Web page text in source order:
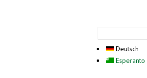
Deutsch
Esperanto